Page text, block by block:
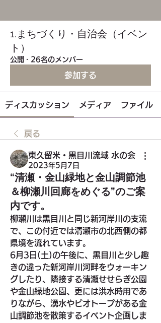
1.まちづくり・自治会（イベン
ト）
公開 · 26名のメンバー
参加する
ディスカッション メディア ファイル
戻る
東久留米・黒目川流域 水の会
2023年5月7日
“清瀬・金山緑地と金山調節池
＆柳瀬川回廊をめぐる”のご案
内です。
柳瀬川は黒目川と同じ新河岸川の支流
で、この付近では清瀬市の北西側の都
県境を流れています。
6月3日(土)の午後に、黒目川と少し趣
きの違った新河岸川河畔をウォーキン
グしたり、隣接する清瀬せせらぎ公園
や金山緑地公園、更には洪水時用であ
りながら、湧水やビオトープがある金
山調節池を散策するイベント企画しま